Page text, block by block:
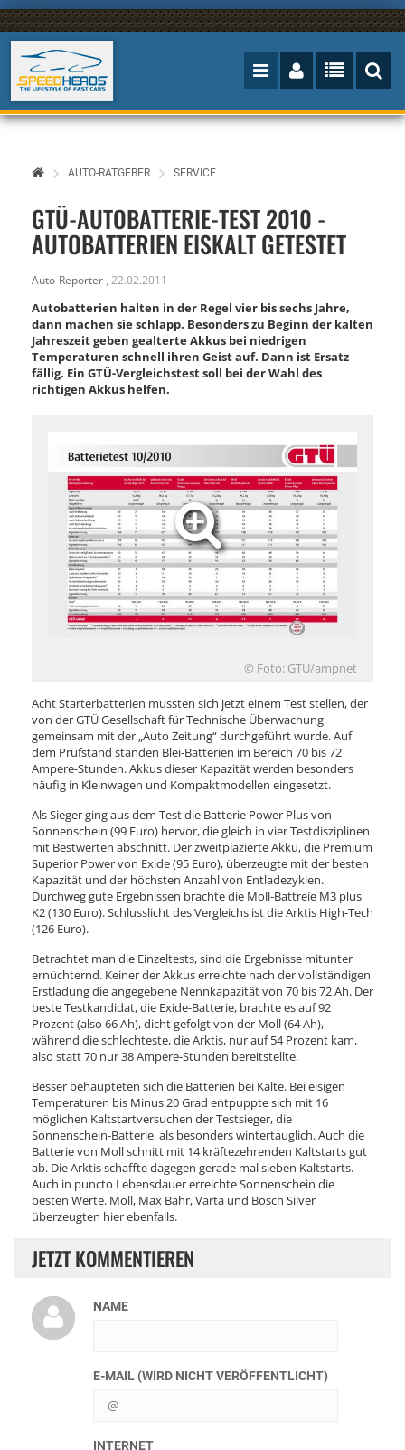
AUTO-RATGEBER SERVICE
GTÜ-AUTOBATTERIE-TEST 2010 -
AUTOBATTERIEN EISKALT GETESTET
Auto-Reporter , 22.02.2011
Autobatterien halten in der Regel vier bis sechs Jahre,
dann machen sie schlapp. Besonders zu Beginn der kalten
Jahreszeit geben gealterte Akkus bei niedrigen
Temperaturen schnell ihren Geist auf. Dann ist Ersatz
fällig. Ein GTÜ-Vergleichstest soll bei der Wahl des
richtigen Akkus helfen.
© Foto: GTÜ/ampnet
Acht Starterbatterien mussten sich jetzt einem Test stellen, der
von der GTÜ Gesellschaft für Technische Überwachung
gemeinsam mit der „Auto Zeitung“ durchgeführt wurde. Auf
dem Prüfstand standen Blei-Batterien im Bereich 70 bis 72
Ampere-Stunden. Akkus dieser Kapazität werden besonders
häufig in Kleinwagen und Kompaktmodellen eingesetzt.
Als Sieger ging aus dem Test die Batterie Power Plus von
Sonnenschein (99 Euro) hervor, die gleich in vier Testdisziplinen
mit Bestwerten abschnitt. Der zweitplazierte Akku, die Premium
Superior Power von Exide (95 Euro), überzeugte mit der besten
Kapazität und der höchsten Anzahl von Entladezyklen.
Durchweg gute Ergebnissen brachte die Moll-Battreie M3 plus
K2 (130 Euro). Schlusslicht des Vergleichs ist die Arktis High-Tech
(126 Euro).
Betrachtet man die Einzeltests, sind die Ergebnisse mitunter
ernüchternd. Keiner der Akkus erreichte nach der vollständigen
Erstladung die angegebene Nennkapazität von 70 bis 72 Ah. Der
beste Testkandidat, die Exide-Batterie, brachte es auf 92
Prozent (also 66 Ah), dicht gefolgt von der Moll (64 Ah),
während die schlechteste, die Arktis, nur auf 54 Prozent kam,
also statt 70 nur 38 Ampere-Stunden bereitstellte.
Besser behaupteten sich die Batterien bei Kälte. Bei eisigen
Temperaturen bis Minus 20 Grad entpuppte sich mit 16
möglichen Kaltstartversuchen der Testsieger, die
Sonnenschein-Batterie, als besonders wintertauglich. Auch die
Batterie von Moll schnitt mit 14 kräftezehrenden Kaltstarts gut
ab. Die Arktis schaffte dagegen gerade mal sieben Kaltstarts.
Auch in puncto Lebensdauer erreichte Sonnenschein die
besten Werte. Moll, Max Bahr, Varta und Bosch Silver
überzeugten hier ebenfalls.
JETZT KOMMENTIEREN
NAME
E-MAIL (WIRD NICHT VERÖFFENTLICHT)
INTERNET